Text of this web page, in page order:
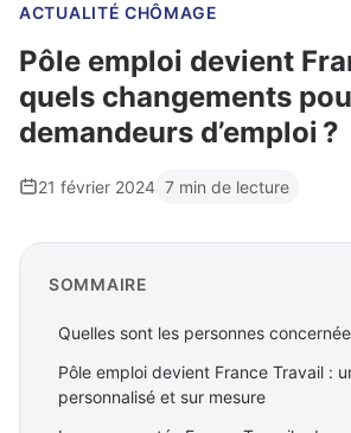
ACTUALITÉ CHÔMAGE
Pôle emploi devient
quels changements
demandeurs d’emploi ?
21 février 2024 7 min de lecture
SOMMAIRE
Quelles sont les personnes
Pôle emploi devient France Travail :
personnalisé et sur mesure